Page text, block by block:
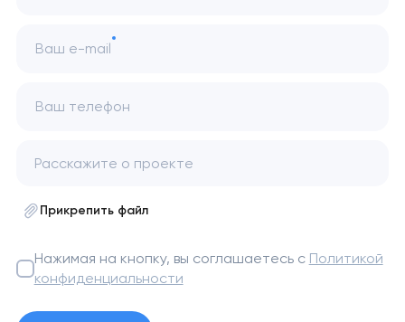
Ваш e-mail
Ваш телефон
Прикрепить файл
Нажимая на кнопку, вы соглашаетесь с Политикой
конфиденциальности